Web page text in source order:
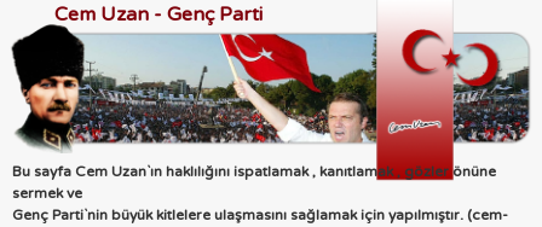
Cem Uzan - Genç Parti
Bu sayfa Cem Uzan`ın haklılığını ispatlamak , kanıtlamak , gözler önüne
sermek ve
Genç Parti`nin büyük kitlelere ulaşmasını sağlamak için yapılmıştır. (cem-